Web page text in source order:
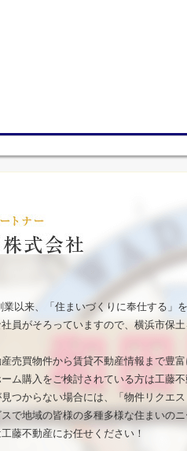
以来、「住まいづくりに奉仕する」
員がそろっていますので、横浜市保
売買物件から賃貸不動産情報まで豊
ム購入をご検討されている方は工藤
つからない場合には、「物件リクエ
で地域の皆様の多種多様な住まいの
藤不動産にお任せください！